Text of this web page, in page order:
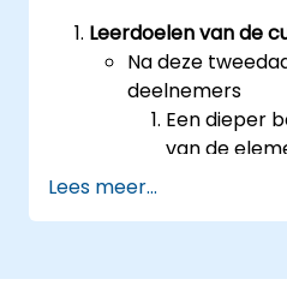
Leerdoelen van de
Na deze
deelnemers
Een dieper
van de
Lees meer...